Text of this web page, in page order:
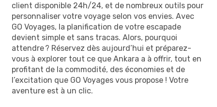
client disponible 24h/24, et de nombreux outils pour
personnaliser votre voyage selon vos envies. Avec
GO Voyages, la planification de votre escapade
devient simple et sans tracas. Alors, pourquoi
attendre ? Réservez dès aujourd’hui et préparez-
vous à explorer tout ce que Ankara a à offrir, tout en
profitant de la commodité, des économies et de
l’excitation que GO Voyages vous propose ! Votre
aventure est à un clic.